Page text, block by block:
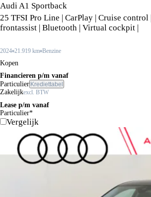
Audi A1 Sportback
25 TFSI Pro Line | CarPlay | Cruise
frontassist | Bluetooth | Virtual cockpit |
2024 21.919 km Benzine
Kopen
Financieren p/m vanaf
Particulier Krediettabel
Zakelijkexcl. BTW
Lease p/m vanaf
Particulier*
Vergelijk